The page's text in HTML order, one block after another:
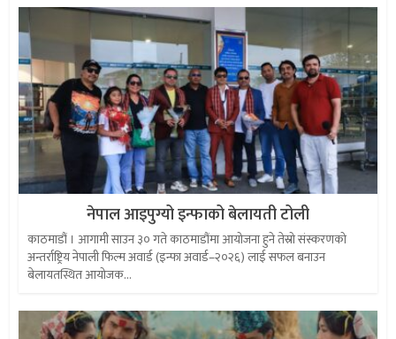
नेपाल आइपुग्यो इन्फाको बेलायती टोली
काठमाडौं । आगामी साउन ३० गते काठमाडौंमा आयोजना हुने तेस्रो संस्करणको
अन्तर्राष्ट्रिय नेपाली फिल्म अवार्ड (इन्फा अवार्ड–२०२६) लाई सफल बनाउन
बेलायतस्थित आयोजक...